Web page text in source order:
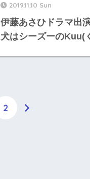
2019.11.10 Sun
伊藤あさひドラマ出
犬はシーズーのKuu(
2